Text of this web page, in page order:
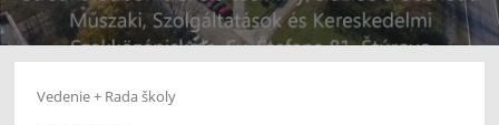
Vedenie + Rada školy